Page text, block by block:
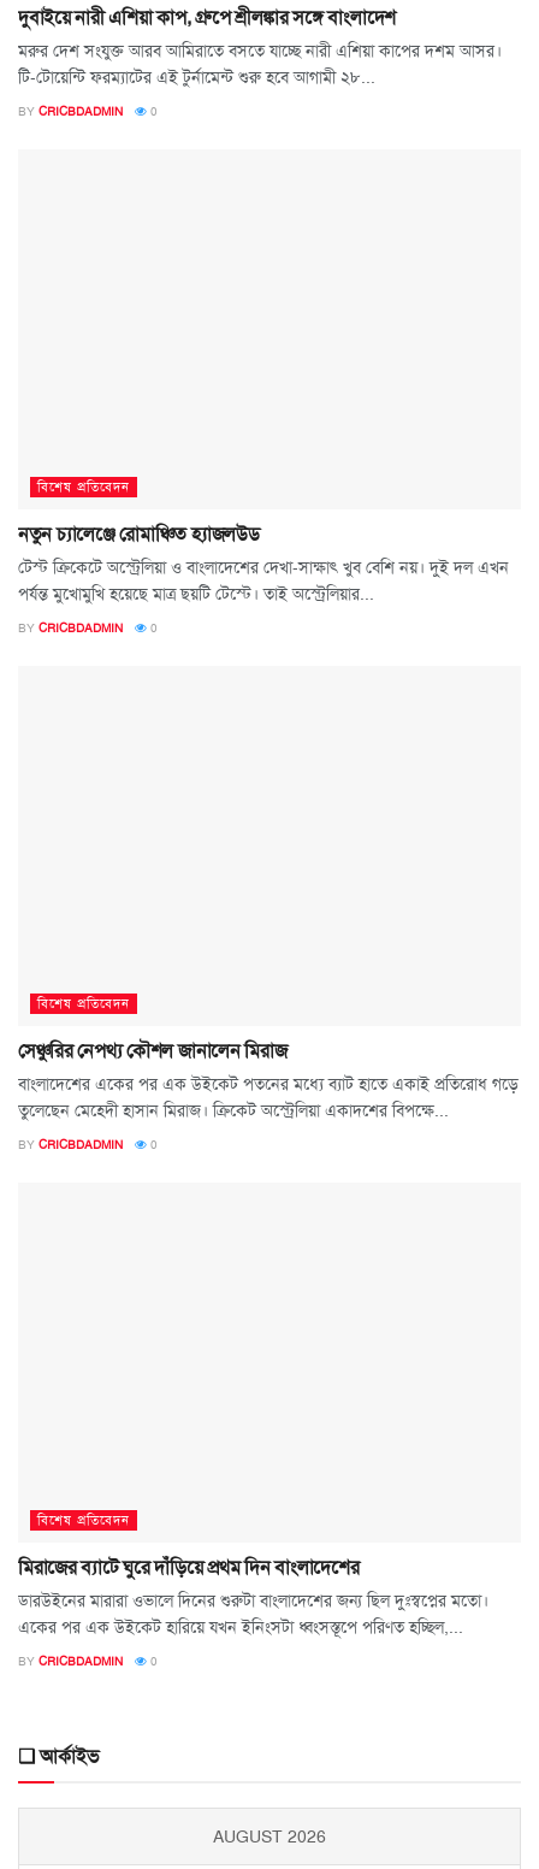
দুবাইয়ে নারী এশিয়া কাপ, গ্রুপে শ্রীলঙ্কার সঙ্গে বাংলাদেশ
মরুর দেশ সংযুক্ত আরব আমিরাতে বসতে যাচ্ছে নারী এশিয়া কাপের দশম আসর।
টি-টোয়েন্টি ফরম্যাটের এই টুর্নামেন্ট শুরু হবে আগামী ২৮...
BY CRICBDADMIN 0
বিশেষ প্রতিবেদন
নতুন চ্যালেঞ্জে রোমাঞ্চিত হ্যাজলউড
টেস্ট ক্রিকেটে অস্ট্রেলিয়া ও বাংলাদেশের দেখা-সাক্ষাৎ খুব বেশি নয়। দুই দল এখন
পর্যন্ত মুখোমুখি হয়েছে মাত্র ছয়টি টেস্টে। তাই অস্ট্রেলিয়ার...
BY CRICBDADMIN 0
বিশেষ প্রতিবেদন
সেঞ্চুরির নেপথ্য কৌশল জানালেন মিরাজ
বাংলাদেশের একের পর এক উইকেট পতনের মধ্যে ব্যাট হাতে একাই প্রতিরোধ গড়ে
তুলেছেন মেহেদী হাসান মিরাজ। ক্রিকেট অস্ট্রেলিয়া একাদশের বিপক্ষে...
BY CRICBDADMIN 0
বিশেষ প্রতিবেদন
মিরাজের ব্যাটে ঘুরে দাঁড়িয়ে প্রথম দিন বাংলাদেশের
ডারউইনের মারারা ওভালে দিনের শুরুটা বাংলাদেশের জন্য ছিল দুঃস্বপ্নের মতো।
একের পর এক উইকেট হারিয়ে যখন ইনিংসটা ধ্বংসস্তূপে পরিণত হচ্ছিল,...
BY CRICBDADMIN 0
❑ আর্কাইভ
AUGUST 2026